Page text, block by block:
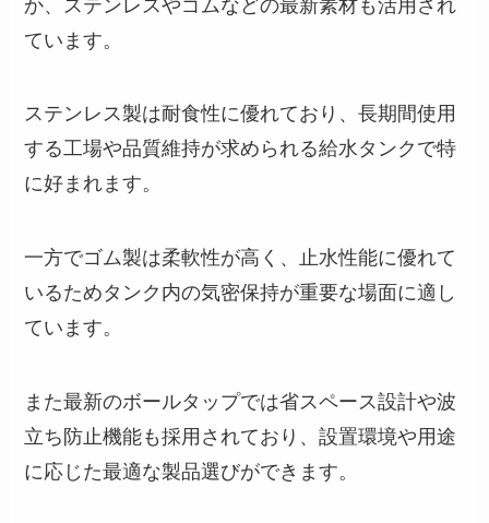
か、ステンレスやゴムなどの最新素材も活用され
ています。
ステンレス製は耐食性に優れており、長期間使用
する工場や品質維持が求められる給水タンクで特
に好まれます。
一方でゴム製は柔軟性が高く、止水性能に優れて
いるためタンク内の気密保持が重要な場面に適し
ています。
また最新のボールタップでは省スペース設計や波
立ち防止機能も採用されており、設置環境や用途
に応じた最適な製品選びができます。